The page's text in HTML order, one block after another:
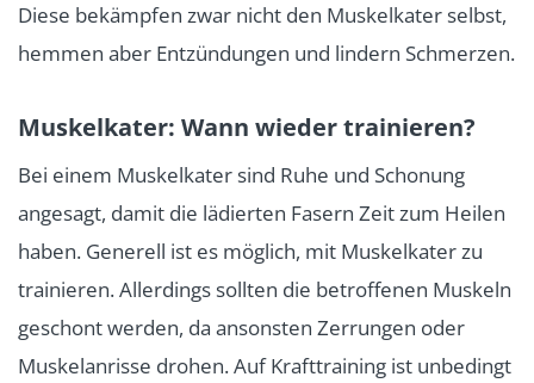
Diese bekämpfen zwar nicht den Muskelkater selbst,
hemmen aber Entzündungen und lindern Schmerzen.
Muskelkater: Wann wieder trainieren?
Bei einem Muskelkater sind Ruhe und Schonung
angesagt, damit die lädierten Fasern Zeit zum Heilen
haben. Generell ist es möglich, mit Muskelkater zu
trainieren. Allerdings sollten die betroffenen Muskeln
geschont werden, da ansonsten Zerrungen oder
Muskelanrisse drohen. Auf Krafttraining ist unbedingt